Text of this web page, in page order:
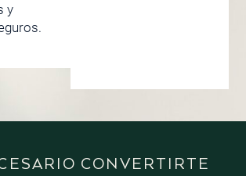
y
CONVERTIRTE